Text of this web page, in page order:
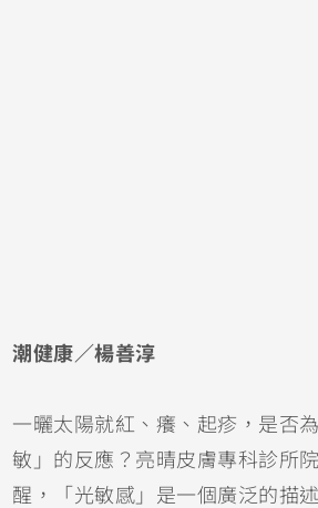
潮健康／楊善淳
一曬太陽就紅、癢、起疹，是否
敏」的反應？亮晴皮膚專科診所
醒，「光敏感」是一個廣泛的描